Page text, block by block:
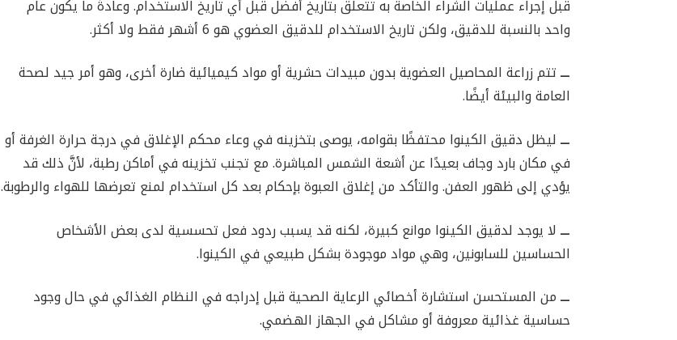
قبل إجراء عمليات الشراء الخاصة به تتعلق بتاريخ أفضل قبل أي تاريخ الاستخدام. وعادةً ما يكون عام
واحد بالنسبة للدقيق، ولكن تاريخ الاستخدام للدقيق العضوي هو 6 أشهر فقط ولا أكثر.
ـــتتم زراعة المحاصيل العضوية بدون مبيدات حشرية أو مواد كيميائية ضارة أخرى، وهو أمر جيد لصحة
العامة والبيئة أيضًا.
ـــ ليظل دقيق الكينوا محتفظًا بقوامه، يوصى بتخزينه في وعاء محكم الإغلاق في درجة حرارة الغرفة أو
في مكان بارد وجاف بعيدًا عن أشعة الشمس المباشرة. مع تجنب تخزينه في أماكن رطبة، لأنَّ ذلك قد
يؤدي إلى ظهور العفن. والتأكد من إغلاق العبوة بإحكام بعد كل استخدام لمنع تعرضها للهواء والرطوبة.
ـــ لا يوجد لدقيق الكينوا موانع كبيرة، لكنه قد يسبب ردود فعل تحسسية لدى بعض الأشخاص
الحساسين للسابونين، وهي مواد موجودة بشكل طبيعي في الكينوا.
ـــمن المستحسن استشارة أخصائي الرعاية الصحية قبل إدراجه في النظام الغذائي في حال وجود
حساسية غذائية معروفة أو مشاكل في الجهاز الهضمي.